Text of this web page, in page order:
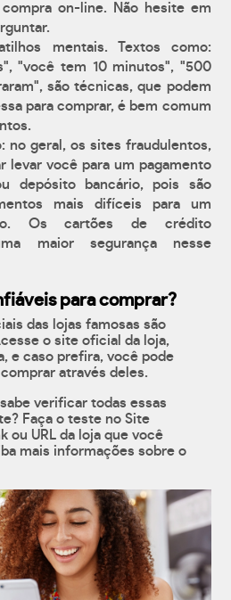
on-line. Não hesite em
mentais. Textos como:
"você tem 10 minutos", "500
são técnicas, que podem
para comprar, é bem comum
no geral, os sites fraudulentos,
levar você para um pagamento
depósito bancário, pois são
mais difíceis para um
Os cartões de crédito
maior segurança nesse
para comprar?
das lojas famosas são
o site oficial da loja,
e caso prefira, você pode
através deles.
verificar todas essas
Faça o teste no Site
ou URL da loja que você
mais informações sobre o